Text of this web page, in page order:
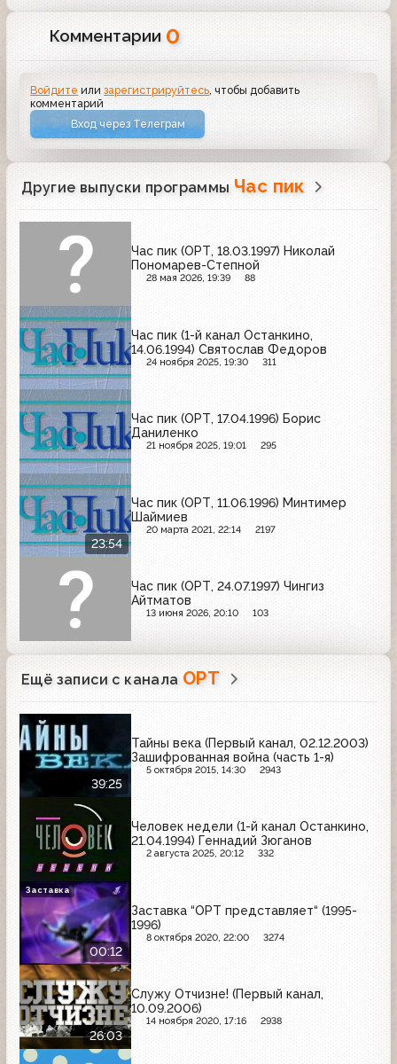
Комментарии 0
Войдите илизарегистрируйтесь , чтобы добавить
комментарий
Вход через Телеграм
Другие выпуски программы Час пик
Час пик (ОРТ, 18.03.1997) Николай
Пономарев-Степной
28 мая 2026, 19:39 88
Час пик (1-й канал Останкино,
14.06.1994) Святослав Федоров
24 ноября 2025, 19:30 311
Час пик (ОРТ, 17.04.1996) Борис
Даниленко
21 ноября 2025, 19:01 295
23:54
Час пик (ОРТ, 11.06.1996) Минтимер
Шаймиев
20 марта 2021, 22:14 2197
Час пик (ОРТ, 24.07.1997) Чингиз
Айтматов
13 июня 2026, 20:10 103
Ещё записи с канала ОРТ
39:25
Тайны века (Первый канал, 02.12.2003)
Зашифрованная война (часть 1-я)
5 октября 2015, 14:30 2943
Человек недели (1-й канал Останкино,
21.04.1994) Геннадий Зюганов
2 августа 2025, 20:12 332
00:12
Заставка “ОРТ представляет“ (1995-
1996)
8 октября 2020, 22:00 3274
Заставка
26:03
Служу Отчизне! (Первый канал,
10.09.2006)
14 ноября 2020, 17:16 2938